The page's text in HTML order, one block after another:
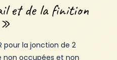
et de la finition
»
pour la jonction de 2
non occupées et non